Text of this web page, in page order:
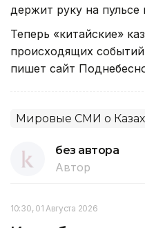
держит руку на пульсе
Теперь «китайские»
происходящих
пишет сайт
Мировые СМИ о
без автора
Автор
10:30, 01 Августа 2026